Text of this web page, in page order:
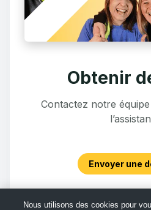
Obtenir
Contactez notre
Envoyer une
Nous utilisons des cookies pour